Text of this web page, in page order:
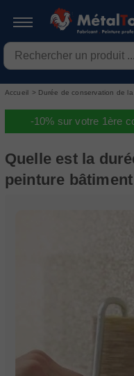
Accueil > Durée de conservation de
-10% sur votre 1ère
Quelle est la
peinture